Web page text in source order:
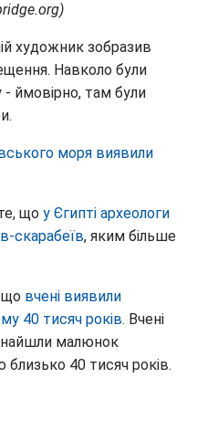
художник зобразив
Навколо були
- ймовірно, там були
моря виявили
що у Єгипті археологи
скарабеїв, яким більше
що вчені виявили
40 тисяч років. Вчені
малюнок
40 тисяч років.